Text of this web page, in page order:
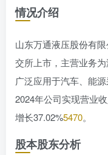
情况介绍
山东万通液压股份有
交所上市，主营业务
广泛应用于汽车、能
2024年公司实现营业
增长37.02%5470。
股本股东分析